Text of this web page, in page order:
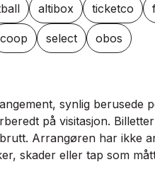
altibox ticketco
coop select obos
synlig berusede
på visitasjon.
Arrangøren har ikke
skader eller tap som